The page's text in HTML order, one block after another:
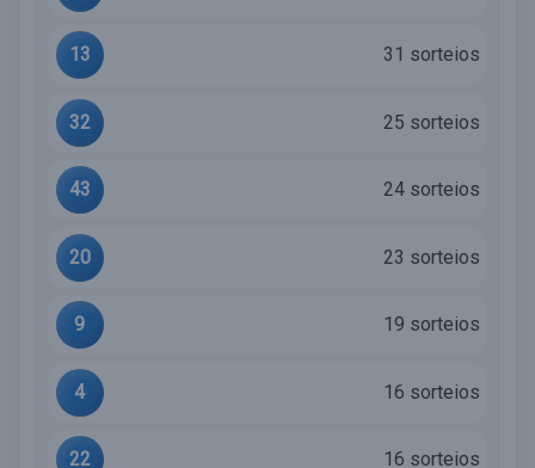
13 31 sorteios
32 25 sorteios
43 24 sorteios
20 23 sorteios
9 19 sorteios
4 16 sorteios
22 16 sorteios